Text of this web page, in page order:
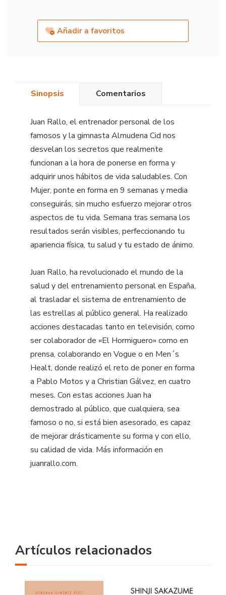
Añadir a favoritos
Sinopsis Comentarios
Juan Rallo, el entrenador personal de los
famosos y la gimnasta Almudena Cid nos
desvelan los secretos que realmente
funcionan a la hora de ponerse en forma y
adquirir unos hábitos de vida saludables. Con
Mujer, ponte en forma en 9 semanas y media
conseguirás, sin mucho esfuerzo mejorar otros
aspectos de tu vida. Semana tras semana los
resultados serán visibles, perfeccionando tu
apariencia física, tu salud y tu estado de ánimo.
Juan Rallo, ha revolucionado el mundo de la
salud y del entrenamiento personal en España,
al trasladar el sistema de entrenamiento de
las estrellas al público general. Ha realizado
acciones destacadas tanto en televisión, como
ser colaborador de «El Hormiguero» como en
prensa, colaborando en Vogue o en Men´s
Healt, donde realizó el reto de poner en forma
a Pablo Motos y a Christian Gálvez, en cuatro
meses. Con estas acciones Juan ha
demostrado al público, que cualquiera, sea
famoso o no, si está bien asesorado, es capaz
de mejorar drásticamente su forma y con ello,
su calidad de vida. Más información en
juanrallo.com.
Artículos relacionados